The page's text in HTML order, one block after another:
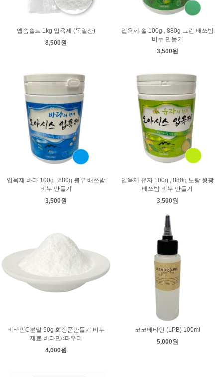
엡솜솔트 1kg 입욕제 (독일산)
8,500원
입욕제 솔 100g , 880g 그린 배쓰밤
비누 만들기
3,500원
입욕제 바다 100g , 880g 블루 배쓰밤
비누 만들기
3,500원
입욕제 유자 100g , 880g 노랑 형광
배쓰밤 비누 만들기
3,500원
비타민C분말 50g 화장품만들기 비누
재료 비타민c파우더
4,000원
코코베타인 (LPB) 100ml
5,000원